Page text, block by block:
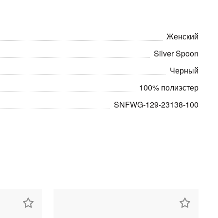
Женский
Silver Spoon
Черный
100% полиэстер
SNFWG-129-23138-100